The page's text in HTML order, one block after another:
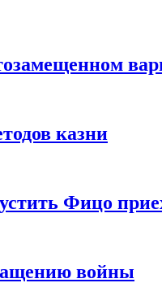
казни
Фицо
войны